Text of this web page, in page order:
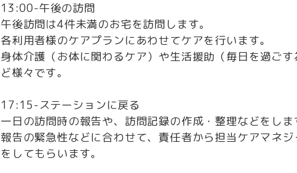
13:00-午後の訪問
午後訪問は4件未満のお宅を訪問します。
各利⽤者様のケアプランにあわせてケアを⾏います。
身体介護（お体に関わるケア）や生活援助（毎日を過ご
ど様々です。
17:15-ステーションに戻る
一日の訪問時の報告や、訪問記録の作成・整理などをしま
報告の緊急性などに合わせて、責任者から担当ケアマネ
をしてもらいます。